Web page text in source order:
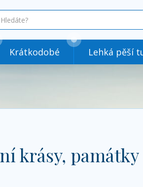
Krátkodobé Lehká pěší
krásy,